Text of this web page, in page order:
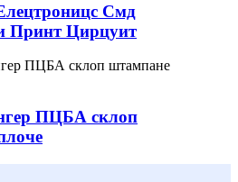
Смд
Принт Цирцуит
ПЦБА склоп